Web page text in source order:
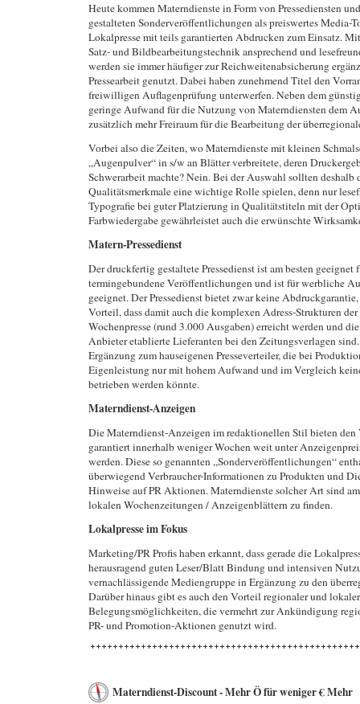
Heute kommen Materndienste in Form von Pressediensten
gestalteten Sonderveröffentlichungen als preiswertes Media-
Lokalpresse mit teils garantierten Abdrucken zum Einsatz.
Satz- und Bildbearbeitungstechnik ansprechend und
werden sie immer häufiger zur Reichweitenabsicherung
Pressearbeit genutzt. Dabei haben zunehmend Titel den
freiwilligen Auflagenprüfung unterwerfen. Neben dem
geringe Aufwand für die Nutzung von Materndiensten dem
zusätzlich mehr Freiraum für die Bearbeitung der
Vorbei also die Zeiten, wo Materndienste mit kleinen
„Augenpulver“ in s/w an Blätter verbreitete, deren
Schwerarbeit machte? Nein. Bei der Auswahl sollten deshalb
Qualitätsmerkmale eine wichtige Rolle spielen, denn nur
Typografie bei guter Platzierung in Qualitätstiteln mit der
Farbwiedergabe gewährleistet auch die erwünschte
Matern-Pressedienst
Der druckfertig gestaltete Pressedienst ist am besten geeignet
termingebundene Veröffentlichungen und ist für werbliche
geeignet. Der Pressedienst bietet zwar keine Abdruckgarantie,
Vorteil, dass damit auch die komplexen Adress-Strukturen
Wochenpresse (rund 3.000 Ausgaben) erreicht werden und
Anbieter etablierte Lieferanten bei den Zeitungsverlagen
Ergänzung zum hauseigenen Presseverteiler, die bei
Eigenleistung nur mit hohem Aufwand und im Vergleich
betrieben werden könnte.
Materndienst-Anzeigen
Die Materndienst-Anzeigen im redaktionellen Stil bieten den
garantiert innerhalb weniger Wochen weit unter
werden. Diese so genannten „Sonderveröffentlichungen“
überwiegend Verbraucher-Informationen zu Produkten und
Hinweise auf PR Aktionen. Materndienste solcher Art sind
lokalen Wochenzeitungen / Anzeigenblättern zu finden.
Lokalpresse im Fokus
Marketing/PR Profis haben erkannt, dass gerade die
herausragend guten Leser/Blatt Bindung und intensiven
vernachlässigende Mediengruppe in Ergänzung zu den
Darüber hinaus gibt es auch den Vorteil regionaler und lokaler
Belegungsmöglichkeiten, die vermehrt zur Ankündigung
PR- und Promotion-Aktionen genutzt wird.
Materndienst-Discount - Mehr Ö für weniger € Mehr